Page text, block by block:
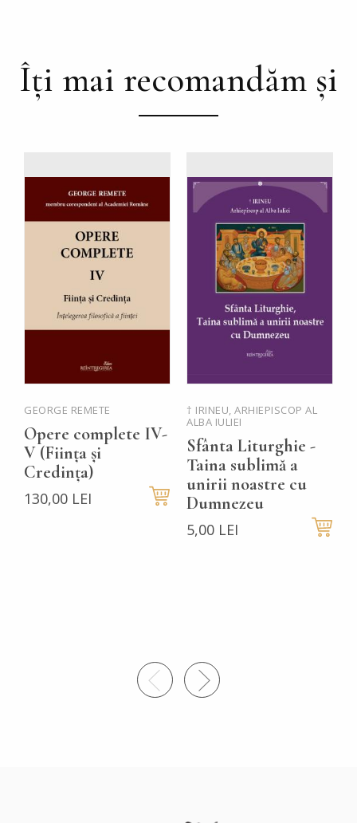
Îți mai recomandăm și
GEORGE REMETE
Opere complete IV-
V (Ființa și
Credința)
130,00 LEI
† IRINEU, ARHIEPISCOP AL
ALBA IULIEI
Sfânta Liturghie -
Taina sublimă a
unirii noastre cu
Dumnezeu
5,00 LEI